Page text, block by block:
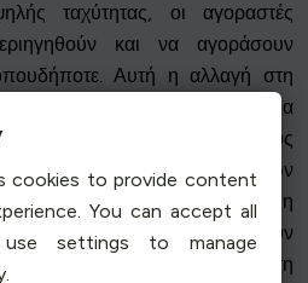
ταχύτητας, οι αγοραστές
και να αγοράσουν
Αυτή η αλλαγή στη
οφείλεται στην επιθυμία για
αναζητούν τρόπους
αποφυγής των ταλαιπωριών
αγορές. Επιπλέον, η
τις τιμές και να διαβάζουν
δώσει στους καταναλωτές τη
cookies to provide content
You can accept all
settings to manage